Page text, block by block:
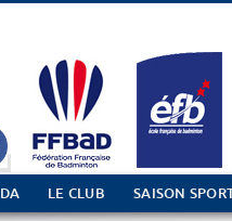
à Casson
LE CLUB SAISON